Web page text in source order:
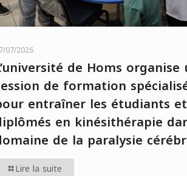
07/2026
de Homs organise
de formation
entraîner les étudiants
en kinésithérapie
de la paralysie
Lire la suite